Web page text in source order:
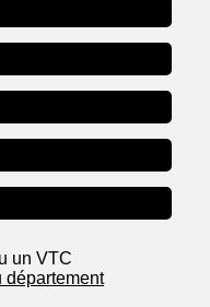
un VTC
département